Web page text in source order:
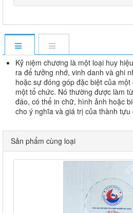
Kỷ niệm chương là một loại huy
ra để tưởng nhớ, vinh danh và ghi
hoặc sự đóng góp đặc biệt của
một tổ chức. Nó thường được làm
đáo, có thể in chữ, hình ảnh hoặc
cho ý nghĩa và giá trị của thành tựu
Sản phẩm cùng loại